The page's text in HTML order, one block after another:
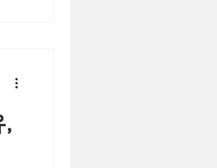
,